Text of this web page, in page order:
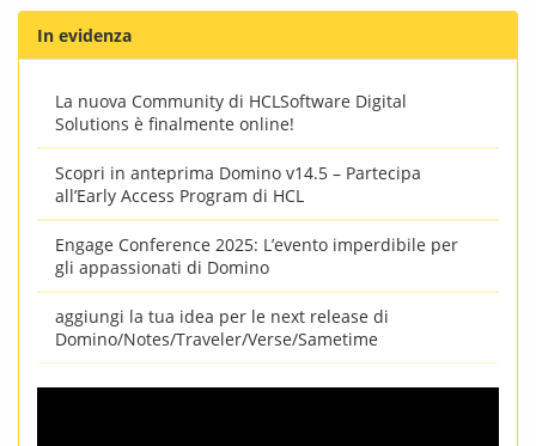
In evidenza
La nuova Community di HCLSoftware Digital
Solutions è finalmente online!
Scopri in anteprima Domino v14.5 – Partecipa
all’Early Access Program di HCL
Engage Conference 2025: L’evento imperdibile per
gli appassionati di Domino
aggiungi la tua idea per le next release di
Domino/Notes/Traveler/Verse/Sametime